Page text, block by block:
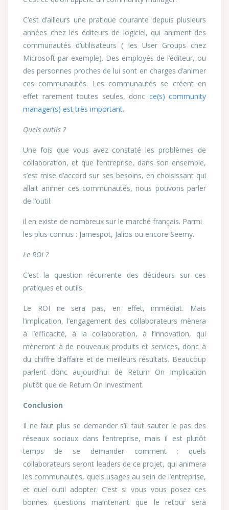
C’est d’ailleurs une pratique courante depuis plusieurs
années chez les éditeurs de logiciel, qui animent des
communautés d’utilisateurs ( les User Groups chez
Microsoft par exemple). Des employés de l’éditeur, ou
des personnes proches de lui sont en charges d’animer
ces communautés. Les communautés se créent en
effet rarement toutes seules, donc ce(s) community
manager(s) est très important.
Quels outils ?
Une fois que vous avez constaté les problèmes de
collaboration, et que l’entreprise, dans son ensemble,
s’est mise d’accord sur ses besoins, en choisissant qui
allait animer ces communautés, nous pouvons parler
de l’outil.
il en existe de nombreux sur le marché français. Parmi
les plus connus : Jamespot, Jalios ou encore Seemy.
Le ROI ?
C’est la question récurrente des décideurs sur ces
pratiques et outils.
Le ROI ne sera pas, en effet, immédiat. Mais
l’implication, l’engagement des collaborateurs mènera
à l’efficacité, à la collaboration, à l’innovation, qui
mèneront à de nouveaux produits et services, donc à
du chiffre d’affaire et de meilleurs résultats. Beaucoup
parlent donc aujourd’hui de Return On Implication
plutôt que de Return On Investment.
Conclusion
Il ne faut plus se demander s’il faut sauter le pas des
réseaux sociaux dans l’entreprise, mais il est plutôt
temps de se demander comment : quels
collaborateurs seront leaders de ce projet, qui animera
les communautés, quels usages au sein de l’entreprise,
et quel outil adopter. C’est si vous vous posez ces
bonnes questions maintenant que le retour sera